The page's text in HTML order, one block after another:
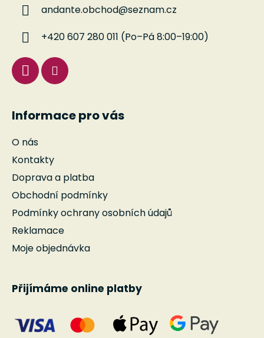
andante.obchod@seznam.cz
+420 607 280 011 (Po–Pá 8:00–19:00)
Informace pro vás
O nás
Kontakty
Doprava a platba
Obchodní podmínky
Podmínky ochrany osobních údajů
Reklamace
Moje objednávka
Přijímáme online platby